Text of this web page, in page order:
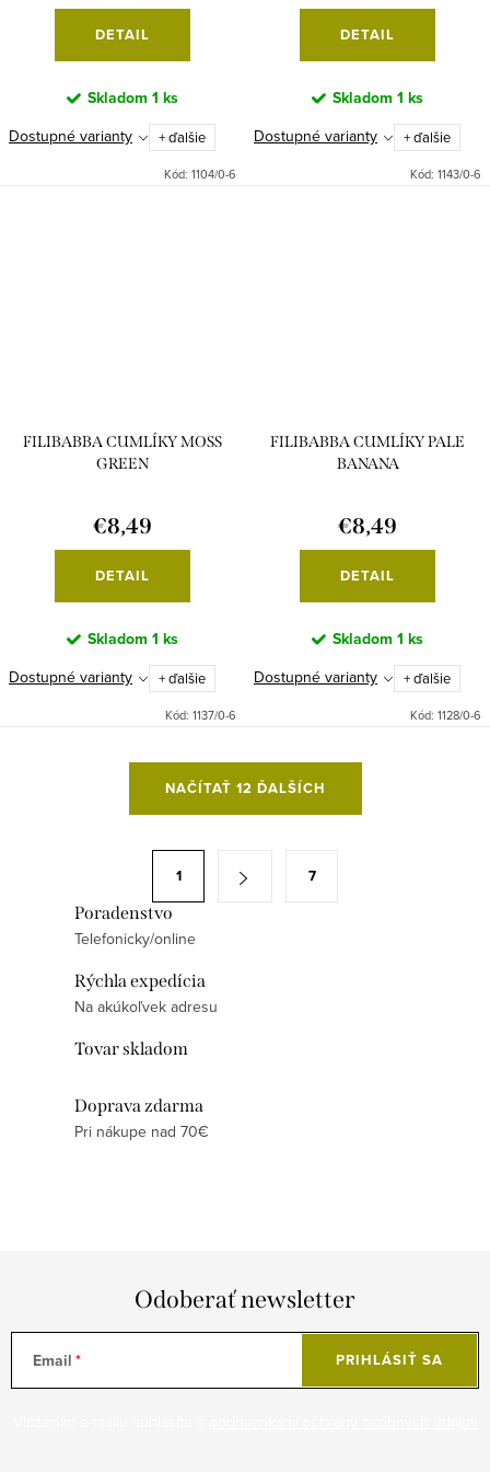
DETAIL
Skladom 1 ks
Dostupné varianty
+ ďalšie
Kód: 1104/0-6
DETAIL
Skladom 1 ks
Dostupné varianty
+ ďalšie
Kód: 1143/0-6
FILIBABBA CUMLÍKY MOSS
GREEN
€8,49
DETAIL
Skladom 1 ks
Dostupné varianty
+ ďalšie
Kód: 1137/0-6
FILIBABBA CUMLÍKY PALE
BANANA
€8,49
DETAIL
Skladom 1 ks
Dostupné varianty
+ ďalšie
Kód: 1128/0-6
NAČÍTAŤ 12 ĎALŠÍCH
1
7
Poradenstvo
Telefonicky/online
Rýchla expedícia
Na akúkoľvek adresu
Tovar skladom
Doprava zdarma
Pri nákupe nad 70€
Odoberať newsletter
Email PRIHLÁSIŤ SA